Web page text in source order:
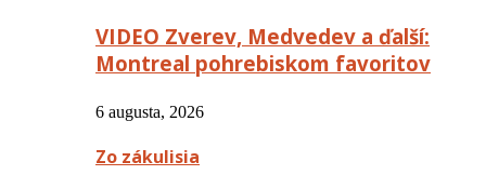
VIDEO Zverev, Medvedev a ďalší:
Montreal pohrebiskom favoritov
6 augusta, 2026
Zo zákulisia